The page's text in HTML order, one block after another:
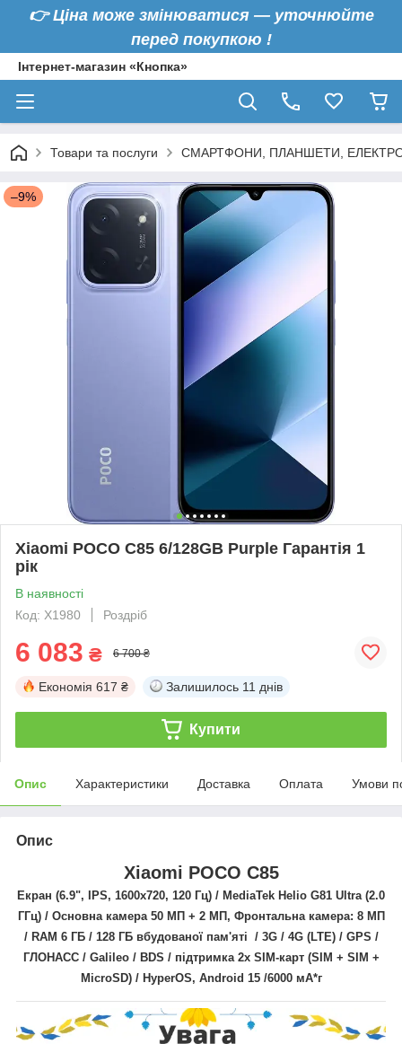
👉Ціна може змінюватися — уточнюйте
перед покупкою !
Інтернет-магазин «Кнопка»
Товари та послуги СМАРТФОНИ, ПЛАНШЕТИ,
–9%
Xiaomi POCO C85 6/128GB Purple Гарантія 1
рік
В наявності
Код: X1980
Роздріб
6 083 ₴ 6 700 ₴
Економія 617 ₴ Залишилось 11 днів
Купити
Опис Характеристики Доставка Оплата Умови
Опис
Xiaomi POCO C85
Екран (6.9", IPS, 1600x720, 120 Гц) / MediaTek Helio G81 Ultra (2.0
ГГц) / Основна камера 50 МП + 2 МП , Фронтальна камера: 8МП
/ RAM 6 ГБ / 128 ГБ вбудованої пам'яті / 3G / 4G (LTE) / GPS /
ГЛОНАСС / Galileo / BDS / підтримка 2х SIM-карт (SIM + SIM +
MicroSD) / HyperOS, Android 15/6000 мА*г